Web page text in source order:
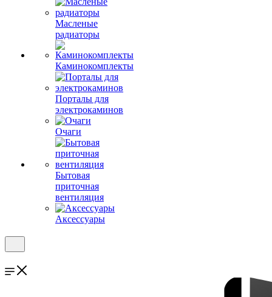
Масленые
радиаторы
Каминокомплекты
Порталы для
электрокаминов
Очаги
Бытовая
приточная
вентиляция
Аксессуары